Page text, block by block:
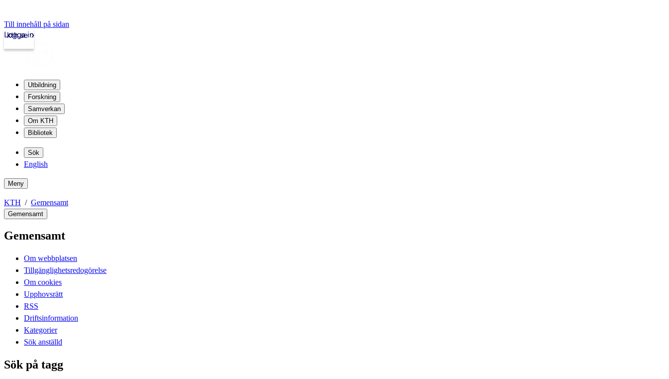
Till innehåll på sidan
kth.se
Logga in
Utbildning
Forskning
Samverkan
Om KTH
Bibliotek
Sök
English
Meny
KTH Gemensamt
Gemensamt
Gemensamt
Om webbplatsen
Tillgänglighetsredogörelse
Om cookies
Upphovsrätt
RSS
Driftsinformation
Kategorier
Sök anställd
Sök på tagg